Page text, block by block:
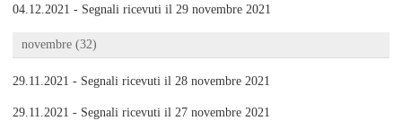
04.12.2021 - Segnali ricevuti il 29 novembre 2021
novembre (32)
29.11.2021 - Segnali ricevuti il 28 novembre 2021
29.11.2021 - Segnali ricevuti il 27 novembre 2021